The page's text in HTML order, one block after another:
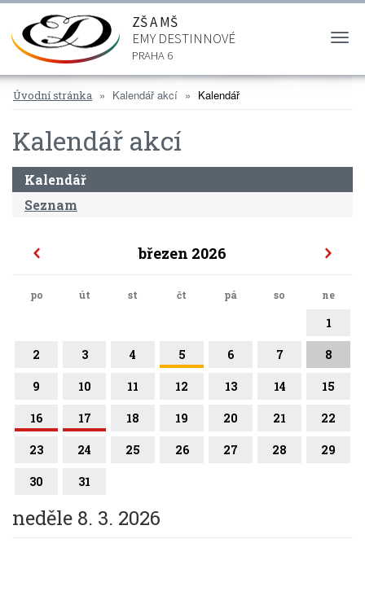
ZŠ A MŠ
EMY DESTINNOVÉ
PRAHA 6
Úvodní stránka Kalendář akcí Kalendář
Kalendář akcí
Kalendář
Seznam
březen 2026
po út st čt pá so ne
1
2 3 4 5 6 7 8
9 10 11 12 13 14 15
16 17 18 19 20 21 22
23 24 25 26 27 28 29
30 31
neděle 8. 3. 2026